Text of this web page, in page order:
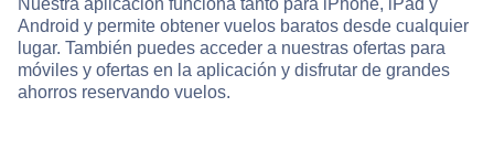
Nuestra aplicación funciona tanto para iPhone, iPad y
Android y permite obtener vuelos baratos desde cualquier
lugar. También puedes acceder a nuestras ofertas para
móviles y ofertas en la aplicación y disfrutar de grandes
ahorros reservando vuelos.